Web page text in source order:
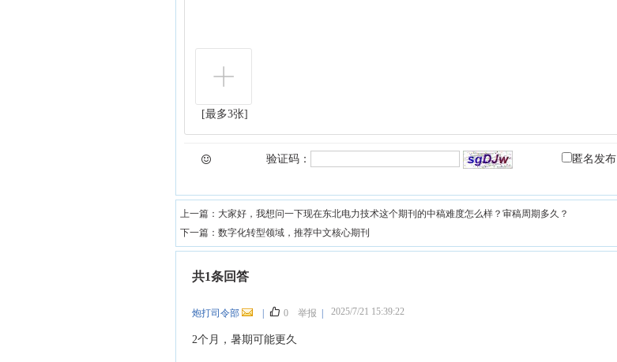
[最多3张]
验证码： 匿名发布
上一篇： 大家好，我想问一下现在东北电力技术这个期刊的中稿难度怎么样？审稿周期多久？
下一篇： 数字化转型领域，推荐中文核心期刊
共1条回答
炮打司令部 0 举报 2025/7/21 15:39:22
2个月，暑期可能更久